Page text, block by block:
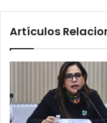
Artículos